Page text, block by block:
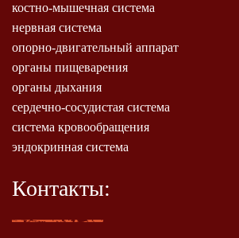
костно-мышечная система
нервная система
опорно-двигательный аппарат
органы пищеварения
органы дыхания
сердечно-сосудистая система
система кровообращения
эндокринная система
Контакты: